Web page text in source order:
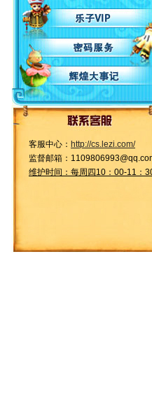
客服中心： http://cs.lezi.com/
监督邮箱：
维护时间：每周四10：00-11：